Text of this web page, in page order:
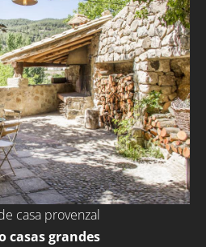
casa provenzal
casas grandes